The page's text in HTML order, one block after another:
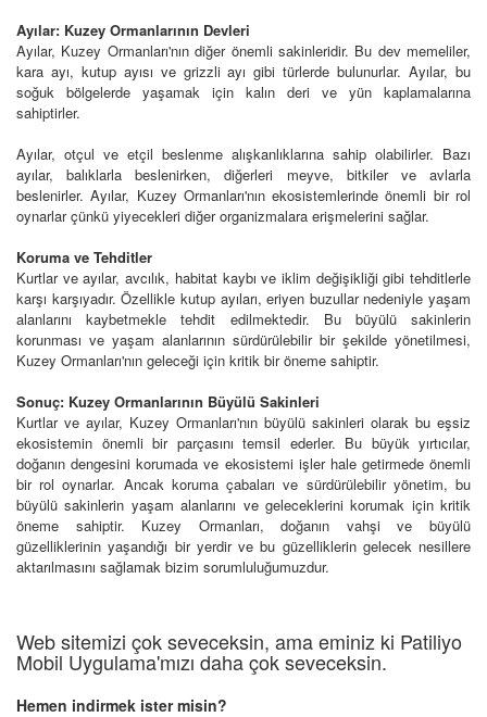
Ayılar: Kuzey Ormanlarının Devleri
Ayılar, Kuzey Ormanları'nın diğer önemli sakinleridir. Bu dev memeliler,
kara ayı, kutup ayısı ve grizzli ayı gibi türlerde bulunurlar. Ayılar, bu
soğuk bölgelerde yaşamak için kalın deri ve yün kaplamalarına
sahiptirler.
Ayılar, otçul ve etçil beslenme alışkanlıklarına sahip olabilirler. Bazı
ayılar, balıklarla beslenirken, diğerleri meyve, bitkiler ve avlarla
beslenirler. Ayılar, Kuzey Ormanları'nın ekosistemlerinde önemli bir rol
oynarlar çünkü yiyecekleri diğer organizmalara erişmelerini sağlar.
Koruma ve Tehditler
Kurtlar ve ayılar, avcılık, habitat kaybı ve iklim değişikliği gibi tehditlerle
karşı karşıyadır. Özellikle kutup ayıları, eriyen buzullar nedeniyle yaşam
alanlarını kaybetmekle tehdit edilmektedir. Bu büyülü sakinlerin
korunması ve yaşam alanlarının sürdürülebilir bir şekilde yönetilmesi,
Kuzey Ormanları'nın geleceği için kritik bir öneme sahiptir.
Sonuç: Kuzey Ormanlarının Büyülü Sakinleri
Kurtlar ve ayılar, Kuzey Ormanları'nın büyülü sakinleri olarak bu eşsiz
ekosistemin önemli bir parçasını temsil ederler. Bu büyük yırtıcılar,
doğanın dengesini korumada ve ekosistemi işler hale getirmede önemli
bir rol oynarlar. Ancak koruma çabaları ve sürdürülebilir yönetim, bu
büyülü sakinlerin yaşam alanlarını ve geleceklerini korumak için kritik
öneme sahiptir. Kuzey Ormanları, doğanın vahşi ve büyülü
güzelliklerinin yaşandığı bir yerdir ve bu güzelliklerin gelecek nesillere
aktarılmasını sağlamak bizim sorumluluğumuzdur.
Web sitemizi çok seveceksin, ama eminiz ki Patiliyo
Mobil Uygulama'mızı daha çok seveceksin.
Hemen indirmek ister misin?